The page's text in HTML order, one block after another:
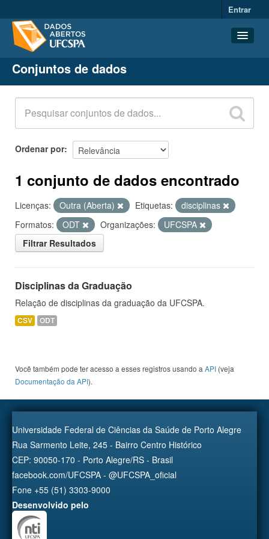
Entrar
Conjuntos de dados
Organizações
Grupos
Sobre
Conjuntos de dados
Ordenar por
1 conjunto de dados encontrado
Licenças: Outra (Aberta) Etiquetas:
disciplinas
Formatos:
ODT Organizações:
UFCSPA
Filtrar Resultados
Disciplinas da Graduação
Relação de disciplinas da graduação da UFCSPA.
CSV ODT
Você também pode ter acesso a esses registros usando a API (veja
Documentação da API).
Universidade Federal de Ciências da Saúde de Porto Alegre
Rua Sarmento Leite, 245 - Bairro Centro Histórico
CEP: 90050-170 - Porto Alegre/RS - Brasil
facebook.com/UFCSPA - @UFCSPA_oficial
Fone +55 (51) 3303-9000
Desenvolvido pelo